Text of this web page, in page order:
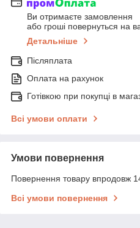
Ви отримаєте замовлення
або гроші повернуться на
Детальніше
Післяплата
Оплата на рахунок
Готівкою при покупці в
Всі умови оплати
Умови повернення
Повернення товару впродовж
Всі умови повернення